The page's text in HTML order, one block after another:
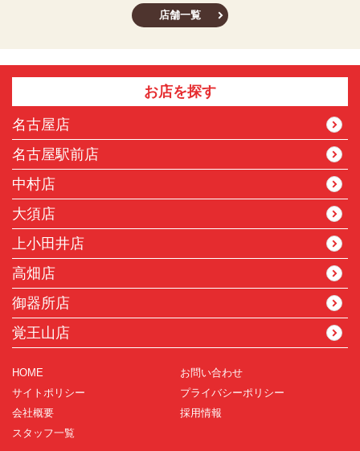
店舗一覧
お店を探す
名古屋店
名古屋駅前店
中村店
大須店
上小田井店
高畑店
御器所店
覚王山店
HOME
お問い合わせ
サイトポリシー
プライバシーポリシー
会社概要
採用情報
スタッフ一覧